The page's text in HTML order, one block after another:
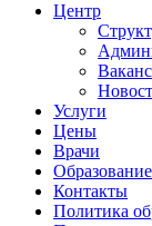
Центр
Услуги
Цены
Врачи
Образование
Контакты
Политика